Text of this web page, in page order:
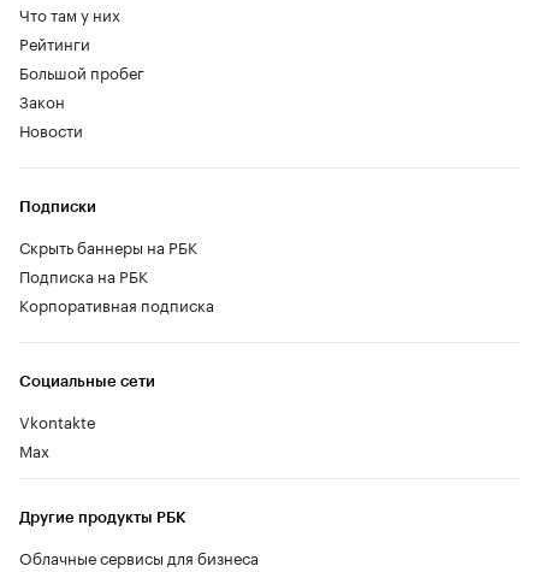
Что там у них
Рейтинги
Большой пробег
Закон
Новости
Социальные сети
Vkontakte
Max
Другие продукты РБК
Облачные сервисы для бизнеса
Подписки
Скрыть баннеры на РБК
Подписка на РБК
Корпоративная подписка